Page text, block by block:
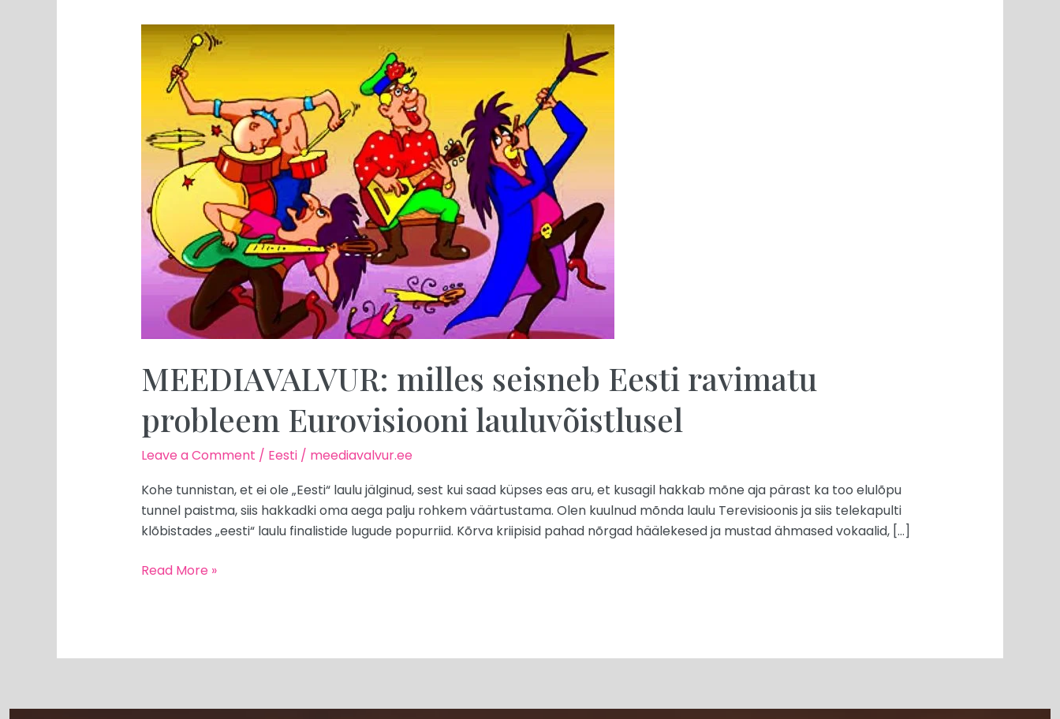
MEEDIAVALVUR: milles seisneb Eesti ravimatu
probleem Eurovisiooni lauluvõistlusel
Leave a Comment / Eesti/ meediavalvur.ee
Kohe tunnistan, et ei ole „Eesti“ laulu jälginud, sest kui saad küpses eas aru, et kusagil hakkab mõne aja pärast ka too elulõpu
tunnel paistma, siis hakkadki oma aega palju rohkem väärtustama. Olen kuulnud mõnda laulu Terevisioonis ja siis telekapulti
klõbistades „eesti“ laulu finalistide lugude popurriid. Kõrva kriipisid pahad nõrgad häälekesed ja mustad ähmased vokaalid, […]
MEEDIAVALVUR:
milles
seisneb
Eesti
ravimatu
probleem
Eurovisiooni
lauluvõistlusel
Read More »